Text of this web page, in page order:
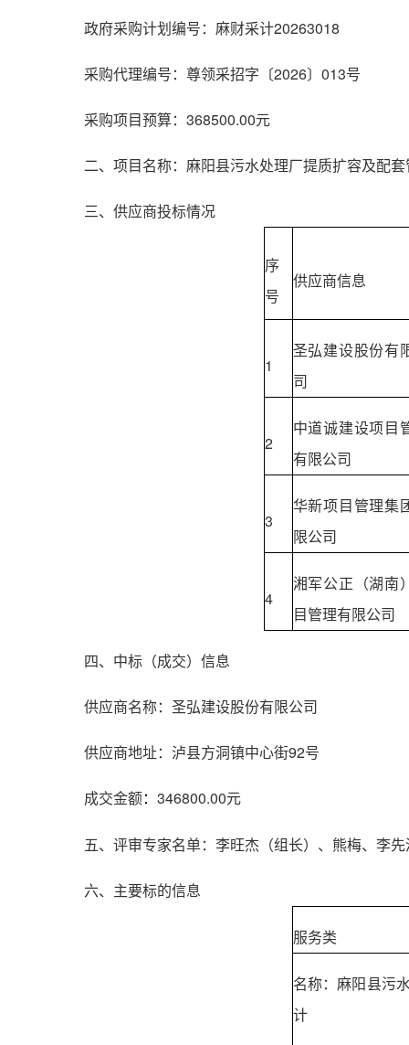
政府采购计划编号：麻财采计20263018
采购代理编号：尊领采招字〔2026〕013号
采购项目预算：368500.00元
二、项目名称：麻阳县污水处理厂提质扩容及配
三、供应商投标情况
序
号
供应商信息
1
圣弘建设股份有
司
2
中道诚建设项目
有限公司
3
华新项目管理集
限公司
4
湘军公正（湖南
目管理有限公司
四、中标（成交）信息
供应商名称：圣弘建设股份有限公司
供应商地址：泸县方洞镇中心街92号
成交金额： 346800.00元
五、评审专家名单：李旺杰（组长）、熊梅、李
六、主要标的信息
服务类
名称：麻阳县污
计